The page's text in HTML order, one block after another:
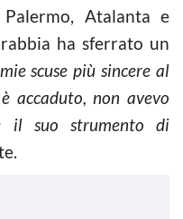
Atalanta e
ha sferrato un
mie scuse più sincere al
accaduto, non avevo
il suo strumento di